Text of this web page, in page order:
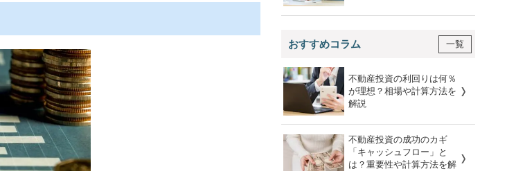
おすすめコラム 一覧
不動産投資の利回りは何％
が理想？相場や計算方法を
解説
不動産投資の成功のカギ
「キャッシュフロー」と
は？重要性や計算方法を解